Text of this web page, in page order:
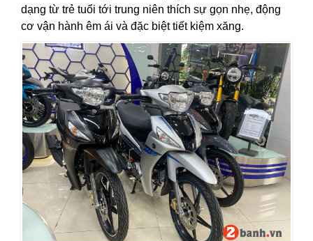
dạng từ trẻ tuổi tới trung niên thích sự gọn nhẹ, động
cơ vận hành êm ái và đặc biệt tiết kiệm xăng.